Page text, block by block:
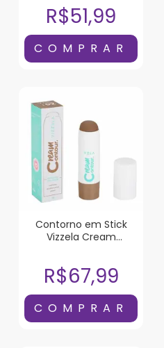
R$51,99
Contorno em Stick
Vizzela Cream
R$67,99